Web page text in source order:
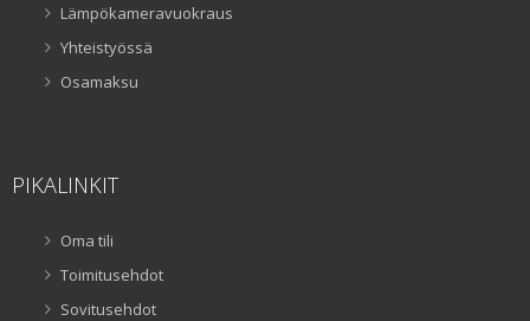
Lämpökameravuokraus
Yhteistyössä
Osamaksu
PIKALINKIT
Oma tili
Toimitusehdot
Sovitusehdot